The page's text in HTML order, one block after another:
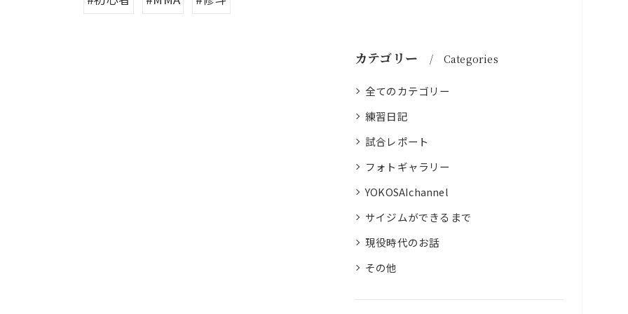
カテゴリー Categories
全てのカテゴリー
練習日記
試合レポート
フォトギャラリー
YOKOSAIchannel
サイジムができるまで
現役時代のお話
その他